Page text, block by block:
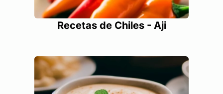
Recetas de Chiles - Aji